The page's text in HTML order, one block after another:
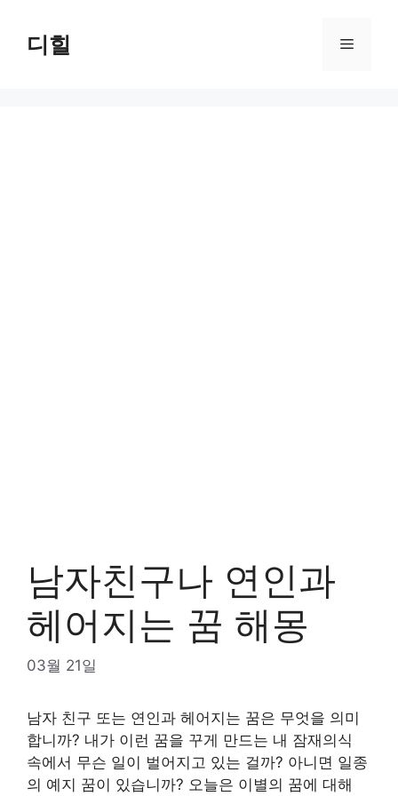
content디힐 Menu
남자친구나 연인과
헤어지는 꿈 해몽
03월 21일
남자 친구 또는 연인과 헤어지는 꿈은 무엇을 의미
합니까? 내가 이런 꿈을 꾸게 만드는 내 잠재의식
속에서 무슨 일이 벌어지고 있는 걸까? 아니면 일종
의 예지 꿈이 있습니까? 오늘은 이별의 꿈에 대해